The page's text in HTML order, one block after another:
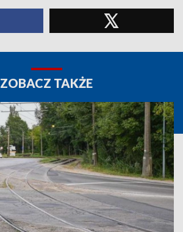
ZOBACZ TAKŻE